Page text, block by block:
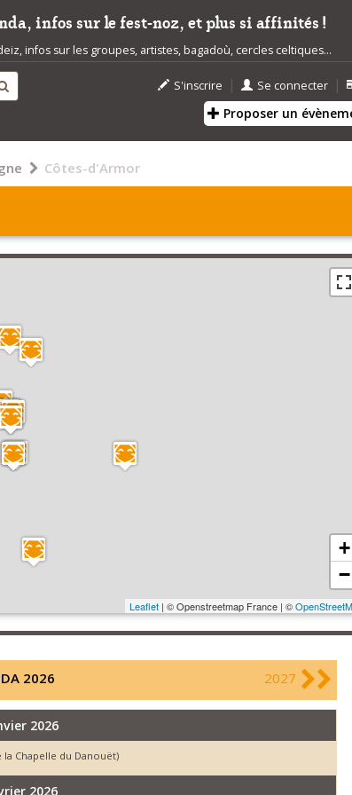
infos sur le fest-noz, et plus si affinités !
infos sur les groupes, artistes, bagadoù, cercles celtiques...
S'inscrire | Se connecter |
Proposer un
Côtes-d'Armor
+
−
Leaflet| © Openstreetmap France | ©
2027
2026
2026
Chapelle du Danouët)
2026